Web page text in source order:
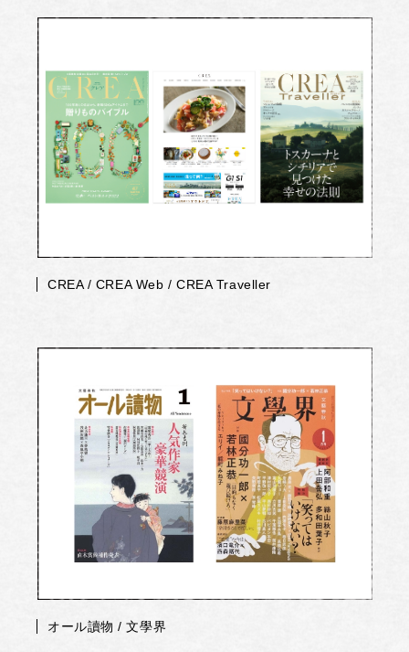
CREA / CREA Web / CREA Traveller
オール讀物 / 文學界